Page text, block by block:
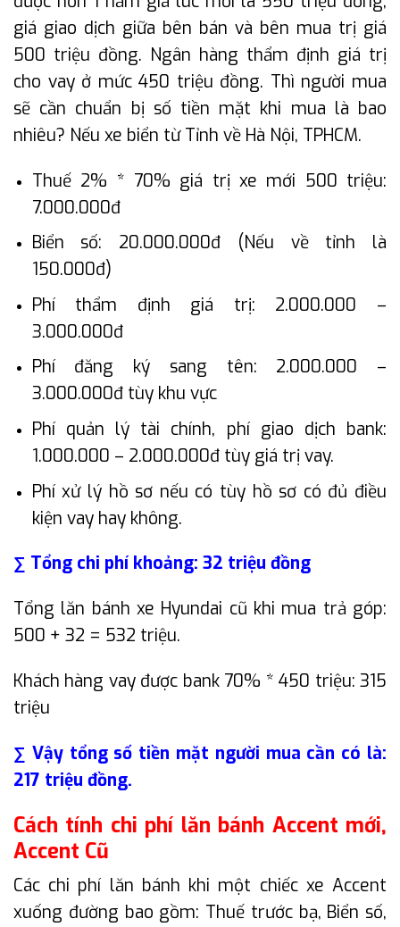
giá giao dịch giữa bên bán và bên mua trị giá
500 triệu đồng. Ngân hàng thẩm định giá trị
cho vay ở mức 450 triệu đồng. Thì người mua
sẽ cần chuẩn bị số tiền mặt khi mua là bao
nhiêu? Nếu xe biển từ Tỉnh về Hà Nội, TPHCM.
Thuế 2% * 70% giá trị xe mới 500 triệu:
7.000.000đ
Biển số: 20.000.000đ (Nếu về tỉnh là
150.000đ)
Phí thẩm định giá trị: 2.000.000 –
3.000.000đ
Phí đăng ký sang tên: 2.000.000 –
3.000.000đ tùy khu vực
Phí quản lý tài chính, phí giao dịch bank:
1.000.000 – 2.000.000đ tùy giá trị vay.
Phí xử lý hồ sơ nếu có tùy hồ sơ có đủ điều
kiện vay hay không.
∑ Tổng chi phí khoảng: 32 triệu đồng
Tổng lăn bánh xe Hyundai cũ khi mua trả góp:
500 + 32 = 532 triệu.
Khách hàng vay được bank 70% * 450 triệu: 315
triệu
∑ Vậy tổng số tiền mặt người mua cần có là:
217 triệu đồng.
Cách tính chi phí lăn bánh Accent mới,
Accent Cũ
Các chi phí lăn bánh khi một chiếc xe Accent
xuống đường bao gồm: Thuế trước bạ, Biển số,